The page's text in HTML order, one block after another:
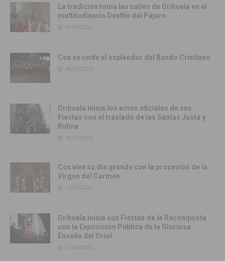
La tradición toma las calles de Orihuela en el
multitudinario Desfile del Pájaro
19/07/2026
Cox se rinde al esplendor del Bando Cristiano
18/07/2026
Orihuela inicia los actos oficiales de sus
Fiestas con el traslado de las Santas Justa y
Rufina
18/07/2026
Cox vive su día grande con la procesión de la
Virgen del Carmen
17/07/2026
Orihuela inicia sus Fiestas de la Reconquista
con la Exposición Pública de la Gloriosa
Enseña del Oriol
17/07/2026